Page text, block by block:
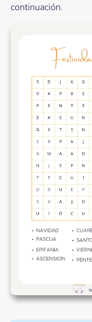
continuación.